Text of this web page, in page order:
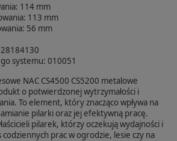
114 mm
113 mm
56 mm
systemu: 010051
NAC CS4500 CS5200 metalowe
o potwierdzonej wytrzymałości i
To element, który znacząco wpływa na
pilarki oraz jej efektywną pracę.
pilarek, którzy oczekują wydajności i
codziennych prac w ogrodzie, lesie czy na